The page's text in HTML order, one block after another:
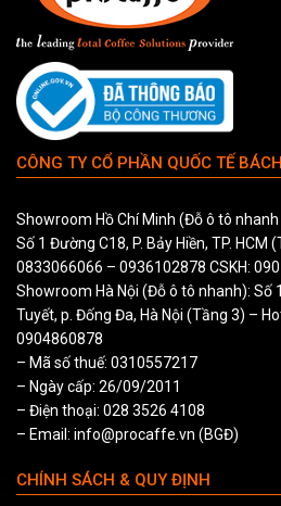
CÔNG TY CỔ PHẦN QUỐC TẾ
Showroom Hồ Chí Minh (Đỗ ô tô
Số 1 Đường C18, P. Bảy Hiền, TP. HCM
0833066066 – 0936102878 CSKH:
Showroom Hà Nội (Đỗ ô tô nhanh): Số
Tuyết, p. Đống Đa, Hà Nội (Tầng 3) –
0904860878
– Mã số thuế: 0310557217
– Ngày cấp: 26/09/2011
– Điện thoại: 028 3526 4108
– Email: info@procaffe.vn (BGĐ)
CHÍNH SÁCH & QUY ĐỊNH